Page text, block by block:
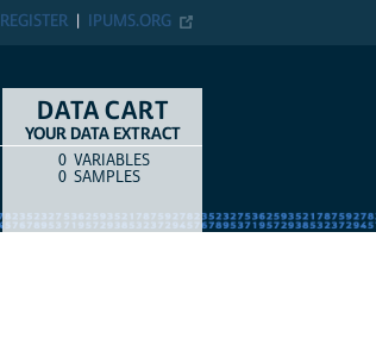
IPUMS.ORG
REGISTER
DATA CART
YOUR DATA EXTRACT
COUNTITEM TYPE
0 VARIABLES
0 SAMPLES